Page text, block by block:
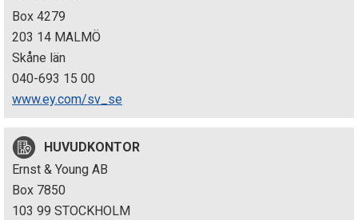
t
i
o
n
e
n
Box 4279
203 14 MALMÖ
Skåne län
040-693 15 00
www.ey.com/sv_se
HUVUDKONTOR
Ernst & Young AB
Box 7850
103 99 STOCKHOLM